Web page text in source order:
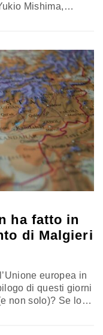
Mishima,
ha fatto in
di Malgieri
europea in
di questi giorni
non solo)? Se lo